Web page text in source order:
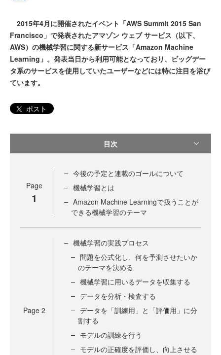
2015年4月に開催されたイベント「AWS Summit 2015 San
Francisco」で発表されたアマゾン ウェブ サービス（以下、
AWS）の機械学習に関する新サービス「Amazon Machine
Learning」。発表当日から利用可能となっており、ビッグデー
タ系のサービスを使用していたユーザーなどには特に注目を浴び
ています。
ポスト
目次
Page
1
今後の予定と連載のゴールについて
機械学習とは
Amazon Machine Learningで扱うことが
できる機械学習のテーマ
Page 2
機械学習の実践プロセス
問題を公式化し、何を予測させたいか
のテーマを決める
機械学習に用いるデータを収集する
データを分析・検査する
データを「訓練用」と「評価用」に分
割する
モデルの訓練を行う
モデルの正確度を評価し、向上させる